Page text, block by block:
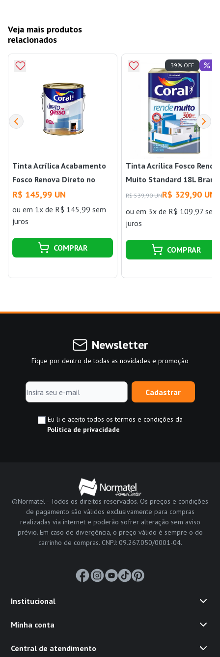
Veja mais produtos
relacionados
Tinta Acrílica Acabamento
Fosco Renova Direto no
Gesso & Drywall 3,6 Litros
Branco Neve Coral
R$ 145,99 UN
ou em 1x de R$ 145,99 sem
juros
COMPRAR
Tinta Acrílica Fosco Rende
Muito Standard 18L
Neve Coral
R$ 539,90 UNR$ 329,90 UN
ouem 3x de R$ 109,97 sem
juros
39% OFF
COMPRAR
Newsletter
Fique por dentro de todas as novidades e promoção
Cadastrar
Eu li e aceito todos os termos e condições da
Política de privacidade
©Normatel - Todos os direitos reservados. Os preços e condições
de pagamento são válidos exclusivamente para compras
realizadas via internet e poderão sofrer alteração sem aviso
prévio. Em caso de divergência, o preço válido é sempre o do
carrinho de compras. CNPJ: 09.267.050/0001-04.
Institucional
Minha conta
Central de atendimento